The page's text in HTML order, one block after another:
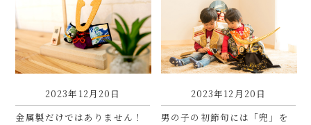
2023年12月20日
金属製だけではありません！
2023年12月20日
男の子の初節句には「兜」を